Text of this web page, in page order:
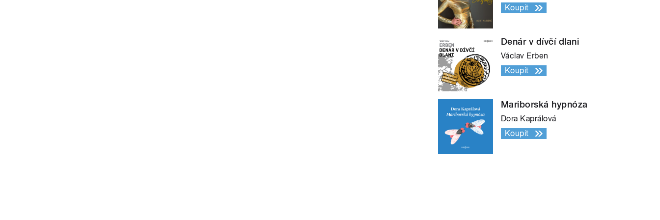
Koupit
Denár v dívčí dlani
Václav Erben
Koupit
Mariborská hypnóza
Dora Kaprálová
Koupit